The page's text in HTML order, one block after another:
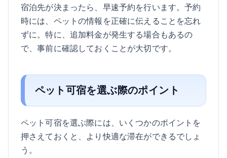
宿泊先が決まったら、早速予約を行います。予約
時には、ペットの情報を正確に伝えることを忘れ
ずに。特に、追加料金が発生する場合もあるの
で、事前に確認しておくことが大切です。
ペット可宿を選ぶ際のポイント
ペット可宿を選ぶ際には、いくつかのポイントを
押さえておくと、より快適な滞在ができるでしょ
う。